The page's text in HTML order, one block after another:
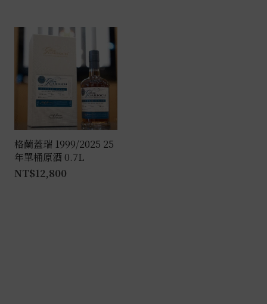
格蘭蓋瑞 1999/2025 25
年單桶原酒 0.7L
NT$12,800